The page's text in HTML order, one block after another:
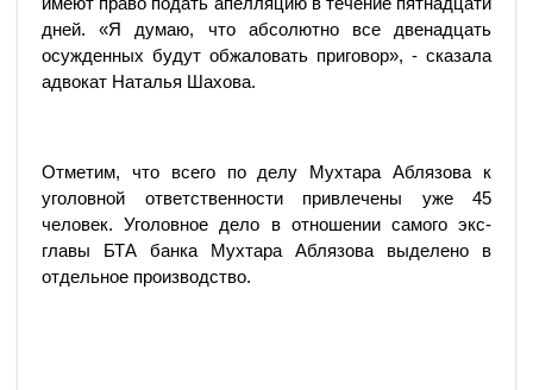
дней. «Я думаю, что абсолютно все двенадцать
осужденных будут обжаловать приговор», - сказала
адвокат Наталья Шахова.
Отметим, что всего по делу Мухтара Аблязова к
уголовной ответственности привлечены уже 45
человек. Уголовное дело в отношении самого экс-
главы БТА банка Мухтара Аблязова выделено в
отдельное производство.